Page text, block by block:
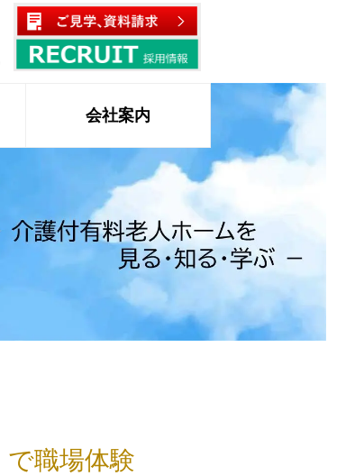
会社案内
職場体験